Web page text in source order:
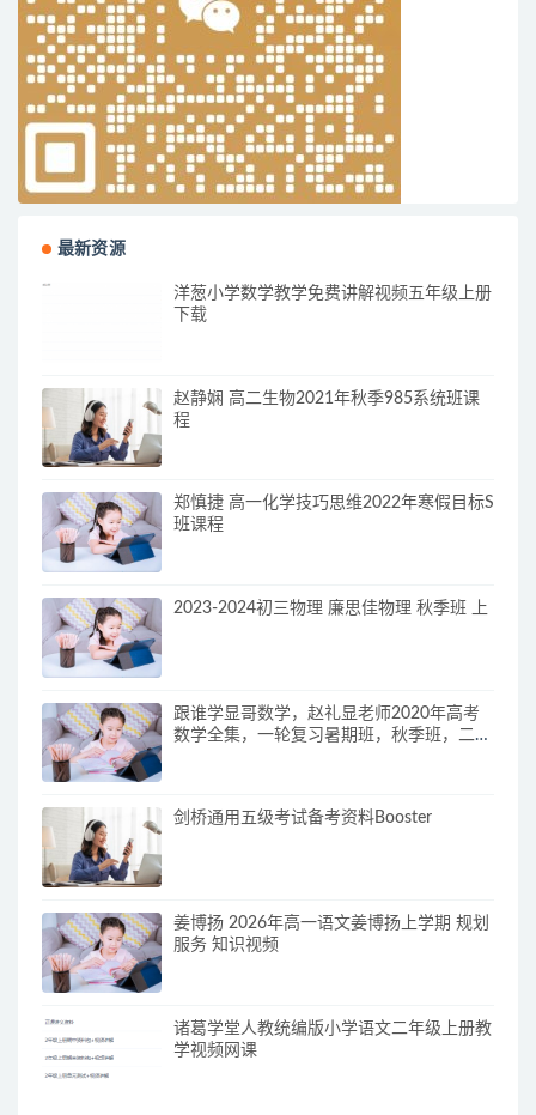
最新资源
洋葱小学数学教学免费讲解视频五年级上册
下载
赵静娴 高二生物2021年秋季985系统班课
程
郑慎捷 高一化学技巧思维2022年寒假目标S
班课程
2023-2024初三物理 廉思佳物理 秋季班 上
跟谁学显哥数学，赵礼显老师2020年高考
数学全集，一轮复习暑期班，秋季班，二轮
剑桥通用五级考试备考资料Booster
姜博扬 2026年高一语文姜博扬上学期 规划
服务 知识视频
诸葛学堂人教统编版小学语文二年级上册教
学视频网课